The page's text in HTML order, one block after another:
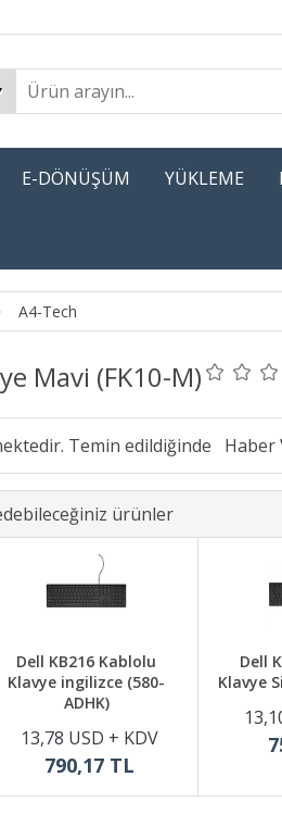
E-DÖNÜŞÜM YÜKLEME
A4-Tech
Mavi (FK10-M)
Temin edildiğinde
ürünler
Dell KB216 Kablolu
Klavye ingilizce (580-
ADHK)
13,78 USD + KDV
790,17 TL
Dell
Klavye